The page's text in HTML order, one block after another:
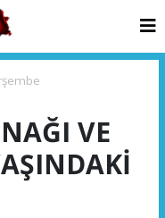
VE